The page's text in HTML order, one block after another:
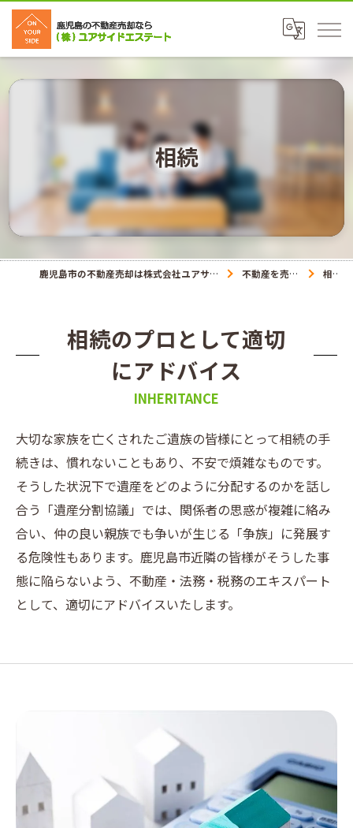
相続
鹿児島市の不動産売却は株式会社ユアサイドエステート 不動産を売りたい 相続
相続のプロとして適切
にアドバイス
INHERITANCE
大切な家族を亡くされたご遺族の皆様にとって相続の手
続きは、慣れないこともあり、不安で煩雑なものです。
そうした状況下で遺産をどのように分配するのかを話し
合う「遺産分割協議」では、関係者の思惑が複雑に絡み
合い、仲の良い親族でも争いが生じる「争族」に発展す
る危険性もあります。鹿児島市近隣の皆様がそうした事
態に陥らないよう、不動産・法務・税務のエキスパート
として、適切にアドバイスいたします。